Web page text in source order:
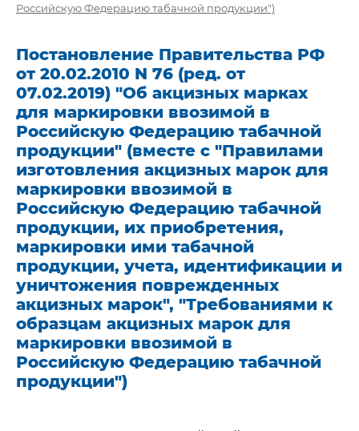
Российскую Федерацию табачной продукции")
Постановление Правительства РФ
от 20.02.2010 N 76 (ред. от
07.02.2019) "Об акцизных марках
для маркировки ввозимой в
Российскую Федерацию табачной
продукции" (вместе с "Правилами
изготовления акцизных марок для
маркировки ввозимой в
Российскую Федерацию табачной
продукции, их приобретения,
маркировки ими табачной
продукции, учета, идентификации и
уничтожения поврежденных
акцизных марок", "Требованиями к
образцам акцизных марок для
маркировки ввозимой в
Российскую Федерацию табачной
продукции")